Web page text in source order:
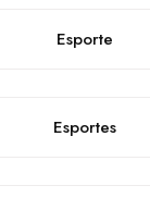
Esporte
Esportes